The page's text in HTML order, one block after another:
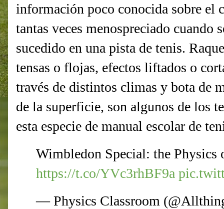
información poco conocida sobre el
tantas veces menospreciado cuando
sucedido en una pista de tenis.
tensas o flojas, efectos liftados o
través de distintos climas y bota de
de la superficie, son algunos de los
esta especie de manual escolar de
Wimbledon Special: the Physics
https://t.co/YVc3rhBF9a
— Physics Classroom